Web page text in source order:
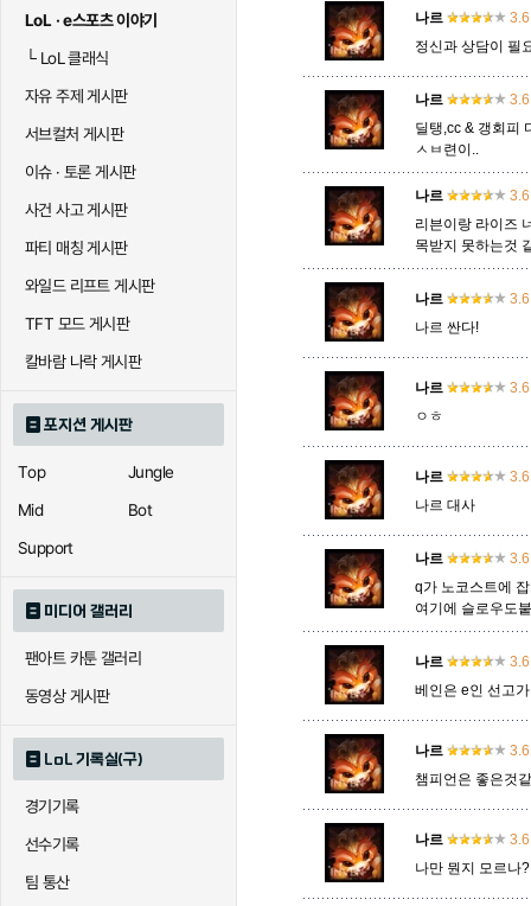
LoL · e스포츠 이야기
└LoL 클래식
자유 주제 게시판
서브컬처 게시판
이슈 · 토론 게시판
사건 사고 게시판
파티 매칭 게시판
와일드 리프트 게시판
TFT 모드 게시판
칼바람 나락 게시판
포지션 게시판
Top
Jungle
Mid
Bot
Support
미디어 갤러리
팬아트 카툰 갤러리
동영상 게시판
LoL 기록실(구)
경기기록
선수기록
팀 통산
세라핀 세주아니 세트
자이라 자크 자헨
퀸 크산테 클레
트리스타나 트린다미어 트위스
나르
3.6
정신과 상담이 필
나르
3.6
딜탱,cc & 갱회피
ㅅㅂ련이..
나르
3.6
리븐이랑 라이즈
목받지 못하는것
나르
3.6
나르 싼다!
나르
3.6
ㅇㅎ
나르
3.6
나르 대사
나르
3.6
q가 노코스트에
여기에 슬로우도
나르
3.6
베인은 e인 선고
나르
3.6
챔피언은 좋은것
나르
3.6
나만 뭔지 모르나?